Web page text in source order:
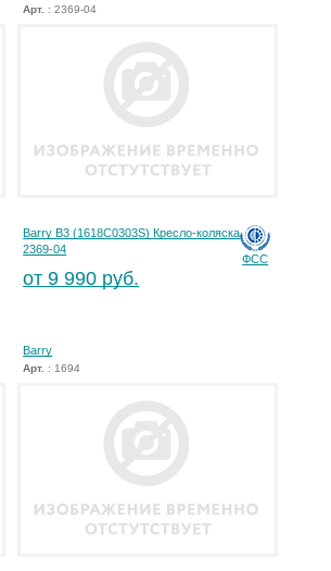
Арт. : 2369-04
ФСС
Barry B3 (1618C0303S) Кресло-коляска
2369-04
от 9 990 руб.
Barry
Арт. : 1694